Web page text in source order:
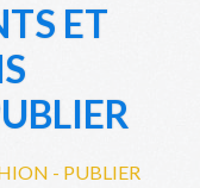
ET
- PUBLIER